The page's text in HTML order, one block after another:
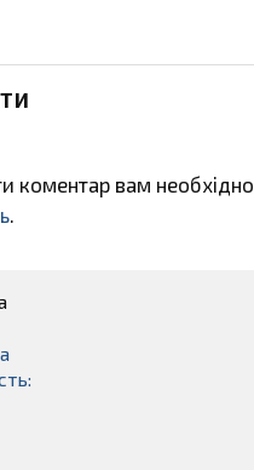
коментар вам необхідно
.